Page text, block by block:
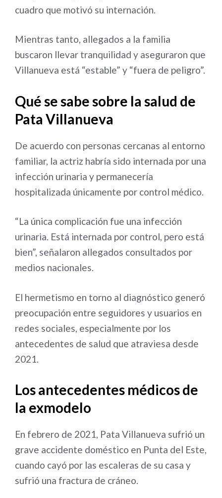
cuadro que motivó su internación.
Mientras tanto, allegados a la familia
buscaron llevar tranquilidad y aseguraron que
Villanueva está “estable” y “fuera de peligro”.
Qué se sabe sobre la salud de
Pata Villanueva
De acuerdo con personas cercanas al entorno
familiar, la actriz habría sido internada por una
infección urinaria y permanecería
hospitalizada únicamente por control médico.
“La única complicación fue una infección
urinaria. Está internada por control, pero está
bien”, señalaron allegados consultados por
medios nacionales.
El hermetismo en torno al diagnóstico generó
preocupación entre seguidores y usuarios en
redes sociales, especialmente por los
antecedentes de salud que atraviesa desde
2021.
Los antecedentes médicos de
la exmodelo
En febrero de 2021, Pata Villanueva sufrió un
grave accidente doméstico en Punta del Este,
cuando cayó por las escaleras de su casa y
sufrió una fractura de cráneo.